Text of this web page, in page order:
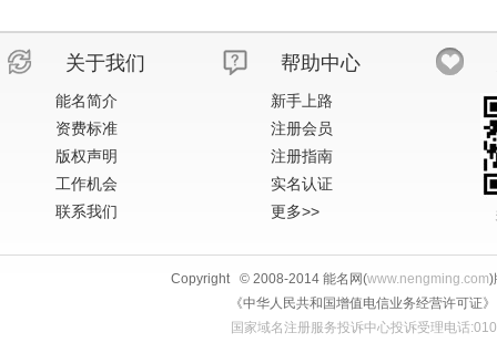
关于我们
能名简介
资费标准
版权声明
工作机会
联系我们
帮助中心
新手上路
注册会员
注册指南
实名认证
更多>>
Copyright © 2008-2014 能名网(www.nengming.com)
《中华人民共和国增值电信业务经营许可
国家域名注册服务投诉中心投诉受理电话